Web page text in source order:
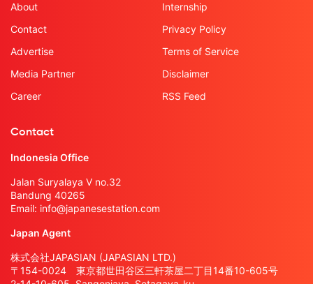
About
Contact
Advertise
Media Partner
Career
Internship
Privacy Policy
Terms of Service
Disclaimer
RSS Feed
Contact
Indonesia Office
Jalan Suryalaya V no.32
Bandung 40265
Email: info@japanesestation.com
Japan Agent
株式会社JAPASIAN (JAPASIAN LTD.)
〒154-0024 東京都世田谷区三軒茶屋二丁目14番10-605号